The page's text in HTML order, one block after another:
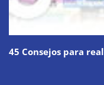
45 Consejos para